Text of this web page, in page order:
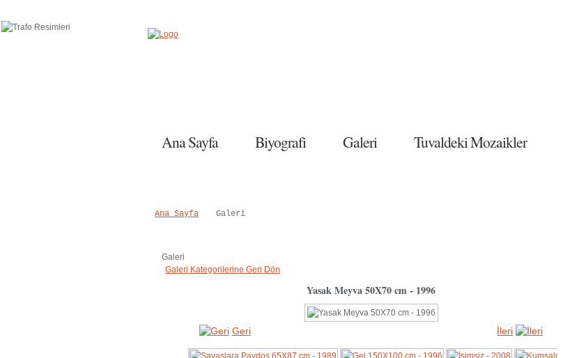
Ana Sayfa Biyografi Galeri Tuvaldeki Mozaikler
Ana Sayfa Galeri
Galeri
Galeri Kategorilerine Geri Dön
Yasak Meyva 50X70 cm - 1996
Geri İleri